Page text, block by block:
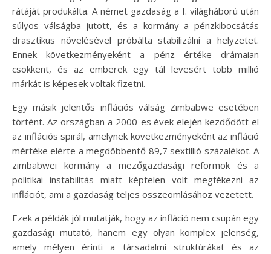
rátáját produkálta. A német gazdaság a I. világháború után
súlyos válságba jutott, és a kormány a pénzkibocsátás
drasztikus növelésével próbálta stabilizálni a helyzetet.
Ennek következményeként a pénz értéke drámaian
csökkent, és az emberek egy tál levesért több millió
márkát is képesek voltak fizetni.
Egy másik jelentős inflációs válság Zimbabwe esetében
történt. Az országban a 2000-es évek elején kezdődött el
az inflációs spirál, amelynek következményeként az infláció
mértéke elérte a megdöbbentő 89,7 sextillió százalékot. A
zimbabwei kormány a mezőgazdasági reformok és a
politikai instabilitás miatt képtelen volt megfékezni az
inflációt, ami a gazdaság teljes összeomlásához vezetett.
Ezek a példák jól mutatják, hogy az infláció nem csupán egy
gazdasági mutató, hanem egy olyan komplex jelenség,
amely mélyen érinti a társadalmi struktúrákat és az